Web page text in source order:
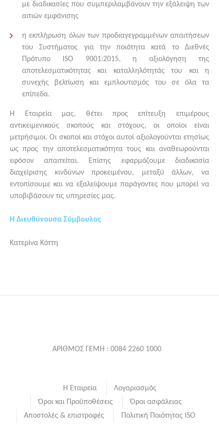
με διαδικασίες που συμπεριλαμβάνουν την εξάλειψη των
αιτιών εμφάνισης
η εκπλήρωση όλων των προδιαγεγραμμένων απαιτήσεων
του Συστήματος για την ποιότητα κατά το Διεθνές
Πρότυπο ISO 9001:2015, η αξιολόγηση της
αποτελεσματικότητας και καταλληλότητάς του και η
συνεχής βελτίωση και εμπλουτισμός του σε όλα τα
επίπεδα.
Η Εταιρεία μας, θέτει προς επίτευξη επιμέρους
αντικειμενικούς σκοπούς και στόχους, οι οποίοι είναι
μετρήσιμοι. Οι σκοποί και στόχοι αυτοί αξιολογούνται ετησίως
ως προς την αποτελεσματικότητα τους και αναθεωρούνται
εφόσον απαιτείται. Επίσης εφαρμόζουμε διαδικασία
διαχείρισης κινδύνων προκειμένου, μεταξύ άλλων, να
εντοπίσουμε και να εξαλείψουμε παράγοντες που μπορεί να
υποβιβάσουν τις υπηρεσίες μας.
Η Διευθύνουσα Σύμβουλος
Κατερίνα Κόττη
ΑΡΙΘΜΟΣ ΓΕΜΗ : 0084 2260 1000
Η Εταιρεία
Λογαριασμός
Όροι και Προϋποθέσεις
Όροι ασφάλειας
Αποστολές & επιστροφές
Πολιτική Ποιότητας ISO